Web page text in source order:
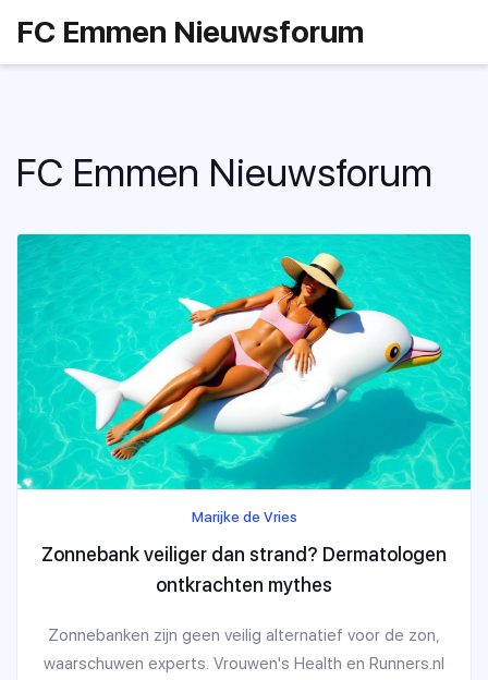
FC Emmen Nieuwsforum
FC Emmen Nieuwsforum
Marijke de Vries
Zonnebank veiliger dan strand? Dermatologen
ontkrachten mythes
Zonnebanken zijn geen veilig alternatief voor de zon,
waarschuwen experts. Vrouwen's Health en Runners.nl